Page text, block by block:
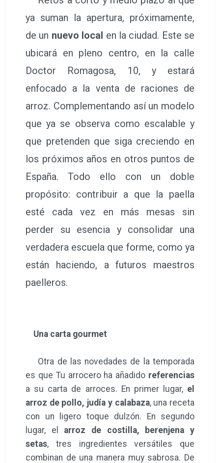
ya suman la apertura, próximamente,
de un nuevo local en la ciudad. Este se
ubicará en pleno centro, en la calle
Doctor Romagosa, 10, y estará
enfocado a la venta de raciones de
arroz. Complementando así un modelo
que ya se observa como escalable y
que pretenden que siga creciendo en
los próximos años en otros puntos de
España. Todo ello con un doble
propósito: contribuir a que la paella
esté cada vez en más mesas sin
perder su esencia y consolidar una
verdadera escuela que forme, como ya
están haciendo, a futuros maestros
paelleros.
Una carta gourmet
Otra de las novedades de la temporada
es que Tu arrocero ha añadido referencias
a su carta de arroces. En primer lugar,el
arroz de pollo, judía y calabaza, una receta
con un ligero toque dulzón. En segundo
lugar, el arroz de costilla, berenjena y
setas, tres ingredientes versátiles que
combinan de una manera muy sabrosa. De